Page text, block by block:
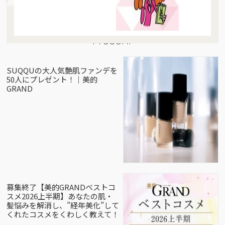
Present
SUQQUの大人気艶肌ファンデを
50人にプレゼント！｜美的
GRAND
募集終了【美的GRANDベストコ
スメ2026上半期】あなたの肌・
髪悩みを解消し、”経年美化”して
くれたコスメをくわしく教えて！